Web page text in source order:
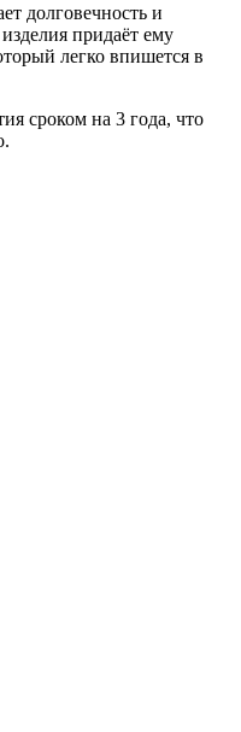
долговечность и
придаёт ему
легко впишется в
сроком на 3 года, что